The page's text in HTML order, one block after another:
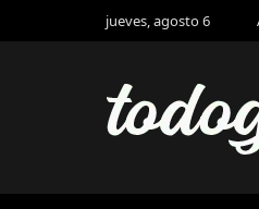
jueves, agosto 6